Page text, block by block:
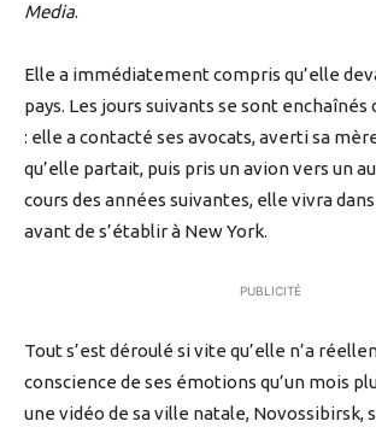
Media.
Elle a immédiatement compris qu’elle
pays. Les jours suivants se sont enchaînés
: elle a contacté ses avocats, averti sa
qu’elle partait, puis pris un avion vers un
cours des années suivantes, elle vivra
avant de s’établir à New York.
PUBLICITÉ
Tout s’est déroulé si vite qu’elle n’a
conscience de ses émotions qu’un mois
une vidéo de sa ville natale, Novossibirsk,